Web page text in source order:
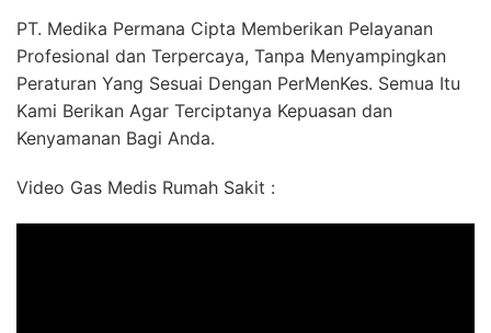
PT. Medika Permana Cipta Memberikan Pelayanan
Profesional dan Terpercaya, Tanpa Menyampingkan
Peraturan Yang Sesuai Dengan PerMenKes. Semua Itu
Kami Berikan Agar Terciptanya Kepuasan dan
Kenyamanan Bagi Anda.
Video Gas Medis Rumah Sakit :